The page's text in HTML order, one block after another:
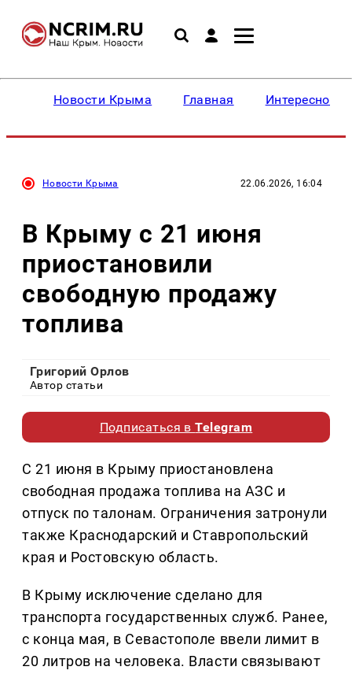
Новости Крыма Главная Интересное
Новости Крыма 22.06.2026, 16:04
В Крыму с 21 июня
приостановили
свободную продажу
топлива
Григорий Орлов
Автор статьи
Подписаться вTelegram
С 21 июня в Крыму приостановлена
свободная продажа топлива на АЗС и
отпуск по талонам. Ограничения затронули
также Краснодарский и Ставропольский
края и Ростовскую область.
В Крыму исключение сделано для
транспорта государственных служб. Ранее,
с конца мая, в Севастополе ввели лимит в
20 литров на человека. Власти связывают